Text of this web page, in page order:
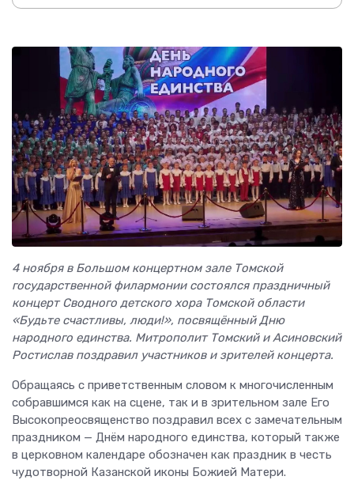
4 ноября в Большом концертном зале Томской
государственной филармонии состоялся праздничный
концерт Сводного детского хора Томской области
«Будьте счастливы, люди!», посвящённый Дню
народного единства. Митрополит Томский и Асиновский
Ростислав поздравил участников и зрителей концерта.
Обращаясь с приветственным словом к многочисленным
собравшимся как на сцене, так и в зрительном зале Его
Высокопреосвященство поздравил всех с замечательным
праздником — Днём народного единства, который также
в церковном календаре обозначен как праздник в честь
чудотворной Казанской иконы Божией Матери.